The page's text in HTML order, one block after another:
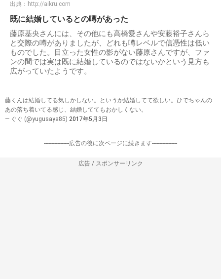
出典： http://aikru.com
既に結婚しているとの噂があった
藤原基央さんには、その他にも高橋愛さんや安藤裕子さんら
と交際の噂がありましたが、どれも噂レベルで信憑性は低い
ものでした。目立った女性の影がない藤原さんですが、ファ
ンの間では実は既に結婚しているのではないかという見方も
広がっていたようです。
藤くんは結婚してる気しかしない。というか結婚してて欲しい。ひでちゃんの
あの落ち着いてる感じ、結婚しててもおかしくない。
— ぐぐ (@yugusaya85) 2017年5月3日
-----------------広告の後に次ページに続きます-----------------
広告 / スポンサーリンク